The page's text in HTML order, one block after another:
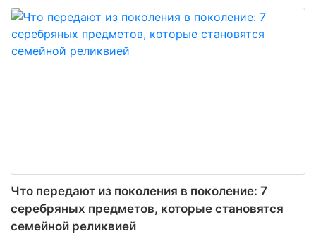
множества подарков особенно ценятсясеребряные
иконы— изделия, которые объединяют духовность
и мастерство ювелиров, превращая металл в
Что передают из поколения в поколение: 7
серебряных предметов, которые становятся
семейной реликвией